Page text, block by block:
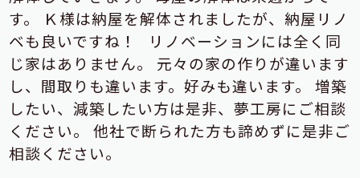
す。
Ｋ様は納屋を解体されましたが、納屋リノ
ベも良いですね！
リノベーションには全く同
じ家はありません。
元々の家の作りが違います
し、間取りも違います。好みも違います。
増築
したい、減築したい方は是非、夢工房にご相談
ください。
他社で断られた方も諦めずに是非ご
相談ください。